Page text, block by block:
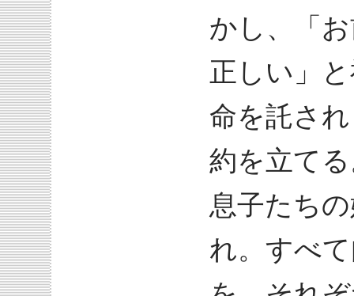
かし、「
正しい」
命を託さ
約を立て
息子たち
れ。すべ